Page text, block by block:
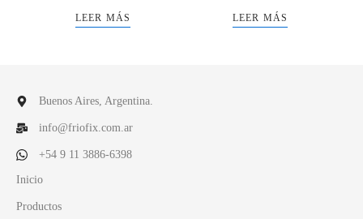
LEER MÁS LEER MÁS
Buenos Aires, Argentina.
info@friofix.com.ar
+54 9 11 3886-6398
Inicio
Productos